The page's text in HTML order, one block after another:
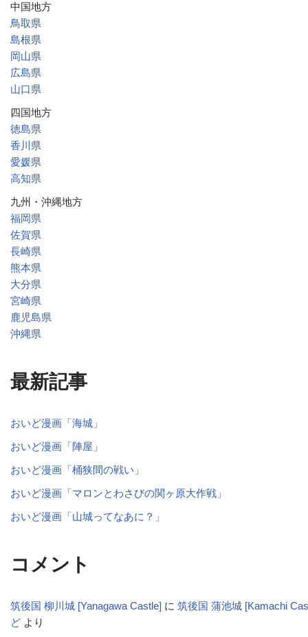
中国地方
鳥取県
島根県
岡山県
広島県
山口県
四国地方
徳島県
香川県
愛媛県
高知県
九州・沖縄地方
福岡県
佐賀県
長崎県
熊本県
大分県
宮崎県
鹿児島県
沖縄県
最新記事
おいど漫画「海城」
おいど漫画「陣屋」
おいど漫画「桶狭間の戦い」
おいど漫画「マロンとわさびの関ヶ原大作戦」
おいど漫画「山城ってなあに？」
コメント
筑後国 柳川城 [Yanagawa Castle] に 筑後国 蒲池城 [Kamachi
ど より